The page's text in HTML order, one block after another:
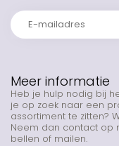
Meer informatie
Heb je hulp nodig bij
je op zoek naar een
assortiment te zitten?
Neem dan contact op
bellen of mailen.